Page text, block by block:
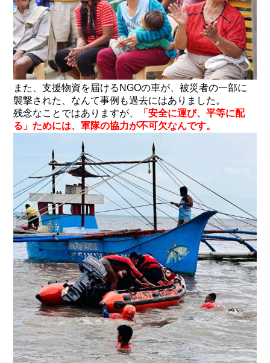
また、支援物資を届けるNGOの車が、被災者の一部に
襲撃された、なんて事例も過去にはありました。
残念なことではありますが、
「安全に運び、平等に配
る」ためには、軍隊の協力が不可欠なんです。